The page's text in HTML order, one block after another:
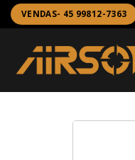
Skip
to
content
VENDAS- 45 99812-7363